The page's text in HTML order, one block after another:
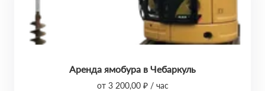
Аренда ямобура в Чебаркуль
от 3 200,00 ₽ / час